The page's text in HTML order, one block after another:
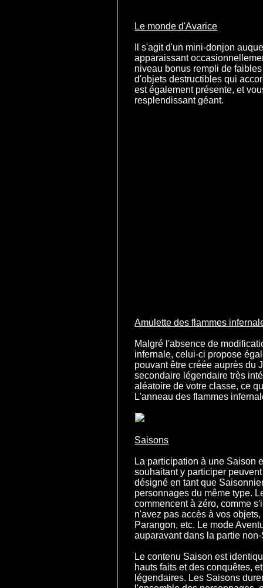
Le monde d'Avarice
Il s'agit d'un mini-donjon
apparaissant
niveau bonus rempli de
d'objets destructibles qui
est également présente, et
resplendissant géant.
Amulette des flammes
Malgré l'absence de
infernale, celui-ci propose
pouvant être créée auprès du
secondaire légendaire très
aléatoire de votre classe, ce
L'anneau des flammes
Saisons
La participation à une Saison
souhaitant y participer
désigné en tant que
personnages du même type.
commencent à zéro, comme
n'avez pas accès à vos
Parangon, etc. Le mode
auparavant dans la partie
Le contenu Saison est
hauts faits et des conquêtes,
légendaires. Les Saisons